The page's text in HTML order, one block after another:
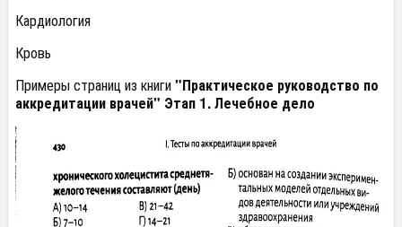
Кардиология
Кровь
Примеры страниц из книги"Практическое руководство по
аккредитации врачей" Этап 1. Лечебное дело